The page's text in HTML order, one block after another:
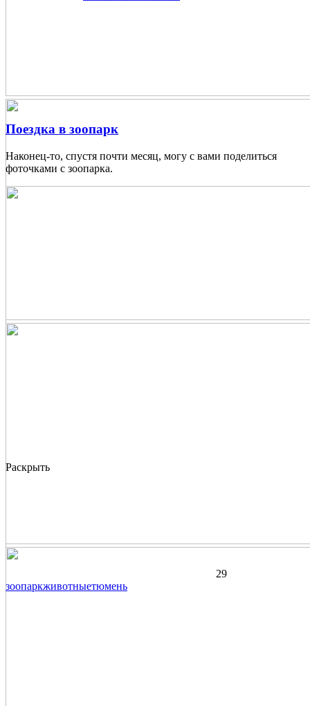
Поездка в зоопарк
Наконец-то, спустя почти месяц, могу с вами поделиться
фоточками с зоопарка.
Раскрыть
29
зоопаркживотныетюмень